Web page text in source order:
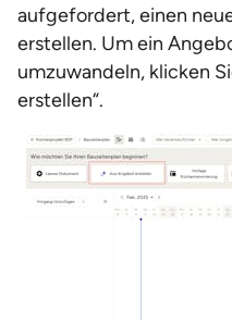
aufgefordert, einen
erstellen. Um ein
umzuwandeln, klicken
erstellen“.